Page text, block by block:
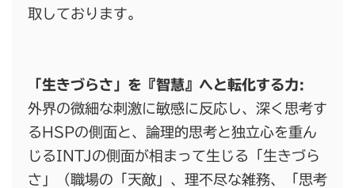
取しております。
「生きづらさ」を『智慧』へと転化する力:
外界の微細な刺激に敏感に反応し、深く思考す
るHSPの側面と、論理的思考と独立心を重ん
じるINTJの側面が相まって生じる「生きづら
さ」（職場の「天敵」、理不尽な雑務、「思考